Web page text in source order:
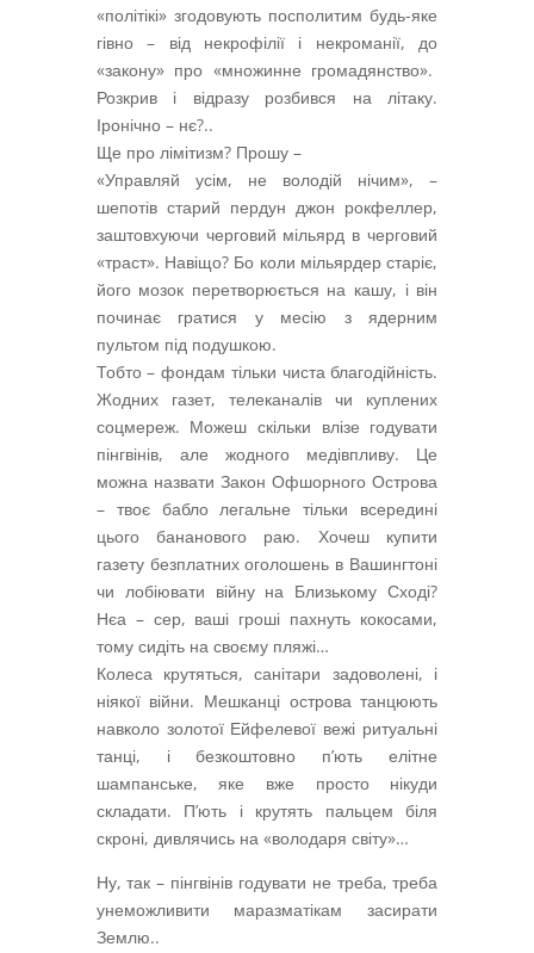
«політікі» згодовують посполитим будь-яке
гівно – від некрофілії і некроманії, до
«закону» про «множинне громадянство».
Розкрив і відразу розбився на літаку.
Іронічно – нє?..
Ще про лімітизм? Прошу –
«Управляй усім, не володій нічим», –
шепотів старий пердун джон рокфеллер,
заштовхуючи черговий мільярд в черговий
«траст». Навіщо? Бо коли мільярдер старіє,
його мозок перетворюється на кашу, і він
починає гратися у месію з ядерним
пультом під подушкою.
Тобто – фондам тільки чиста благодійність.
Жодних газет, телеканалів чи куплених
соцмереж. Можеш скільки влізе годувати
пінгвінів, але жодного медівпливу. Це
можна назвати Закон Офшорного Острова
– твоє бабло легальне тільки всередині
цього бананового раю. Хочеш купити
газету безплатних оголошень в Вашингтоні
чи лобіювати війну на Близькому Сході?
Нєа – сер, ваші гроші пахнуть кокосами,
тому сидіть на своєму пляжі…
Колеса крутяться, санітари задоволені, і
ніякої війни. Мешканці острова танцюють
навколо золотої Ейфелевої вежі ритуальні
танці, і безкоштовно п’ють елітне
шампанське, яке вже просто нікуди
складати. П’ють і крутять пальцем біля
скроні, дивлячись на «володаря світу»…
Ну, так – пінгвінів годувати не треба, треба
унеможливити маразматікам засирати
Землю..